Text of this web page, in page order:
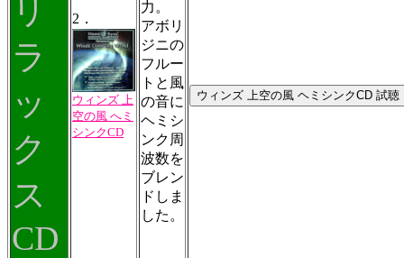
リ
ラ
ッ
ク
ス
CD
2．
ウィンズ 上
空の風 へミ
シンクCD
力。
アボリ
ジニの
フルー
トと風
の音に
ヘミシ
ンク周
波数を
ブレン
ドしま
した。